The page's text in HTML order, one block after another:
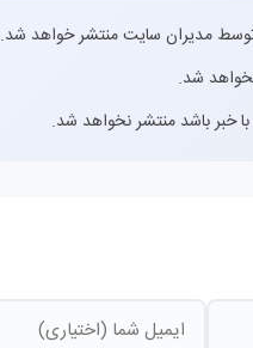
مدیران سایت منتشر خواهد شد.
شد.
با خبر باشد منتشر نخواهد شد.